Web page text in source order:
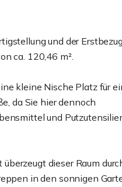
und der Erstbezug
ca. 120,46 m².
kleine Nische Platz für
da Sie hier dennoch
und
dieser Raum
in den sonnigen